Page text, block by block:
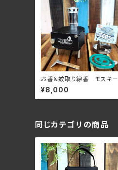
お香＆蚊取り線香 モスキー
¥8,000
同じカテゴリの商品